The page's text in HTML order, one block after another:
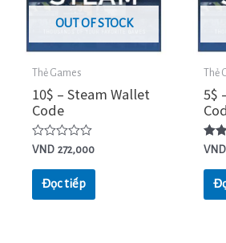
OUT OF STOCK
Thẻ Games
10$ – Steam Wallet
Code
Được
hạng
sao
VND 272,000
Đọc tiếp
Thẻ
5$
5.00
5
VND